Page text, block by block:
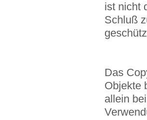
ist nicht
Schluß
Das
Objekte
allein